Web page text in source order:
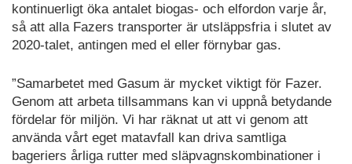
kontinuerligt öka antalet biogas- och elfordon varje år,
så att alla Fazers transporter är utsläppsfria i slutet av
2020-talet, antingen med el eller förnybar gas.
”Samarbetet med Gasum är mycket viktigt för Fazer.
Genom att arbeta tillsammans kan vi uppnå betydande
fördelar för miljön. Vi har räknat ut att vi genom att
använda vårt eget matavfall kan driva samtliga
bageriers årliga rutter med släpvagnskombinationer i